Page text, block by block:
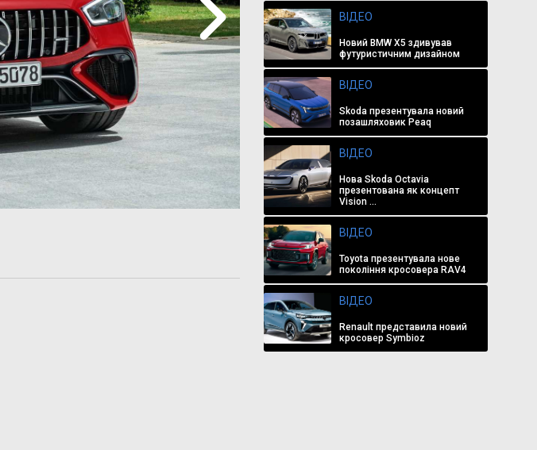
ВІДЕО
Новий BMW X5 здивував
футуристичним дизайном
ВІДЕО
Skoda презентувала новий
позашляховик Peaq
ВІДЕО
Нова Skoda Octavia
презентована як концепт
Vision ...
ВІДЕО
Toyota презентувала нове
покоління кросовера RAV4
ВІДЕО
Renault представила новий
кросовер Symbioz